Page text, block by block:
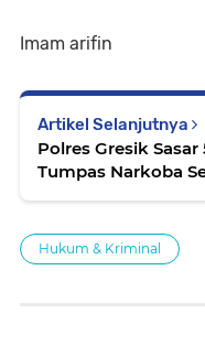
Imam arifin
Artikel Selanjutnya
Polres Gresik
Tumpas Narkoba
Hukum & Kriminal